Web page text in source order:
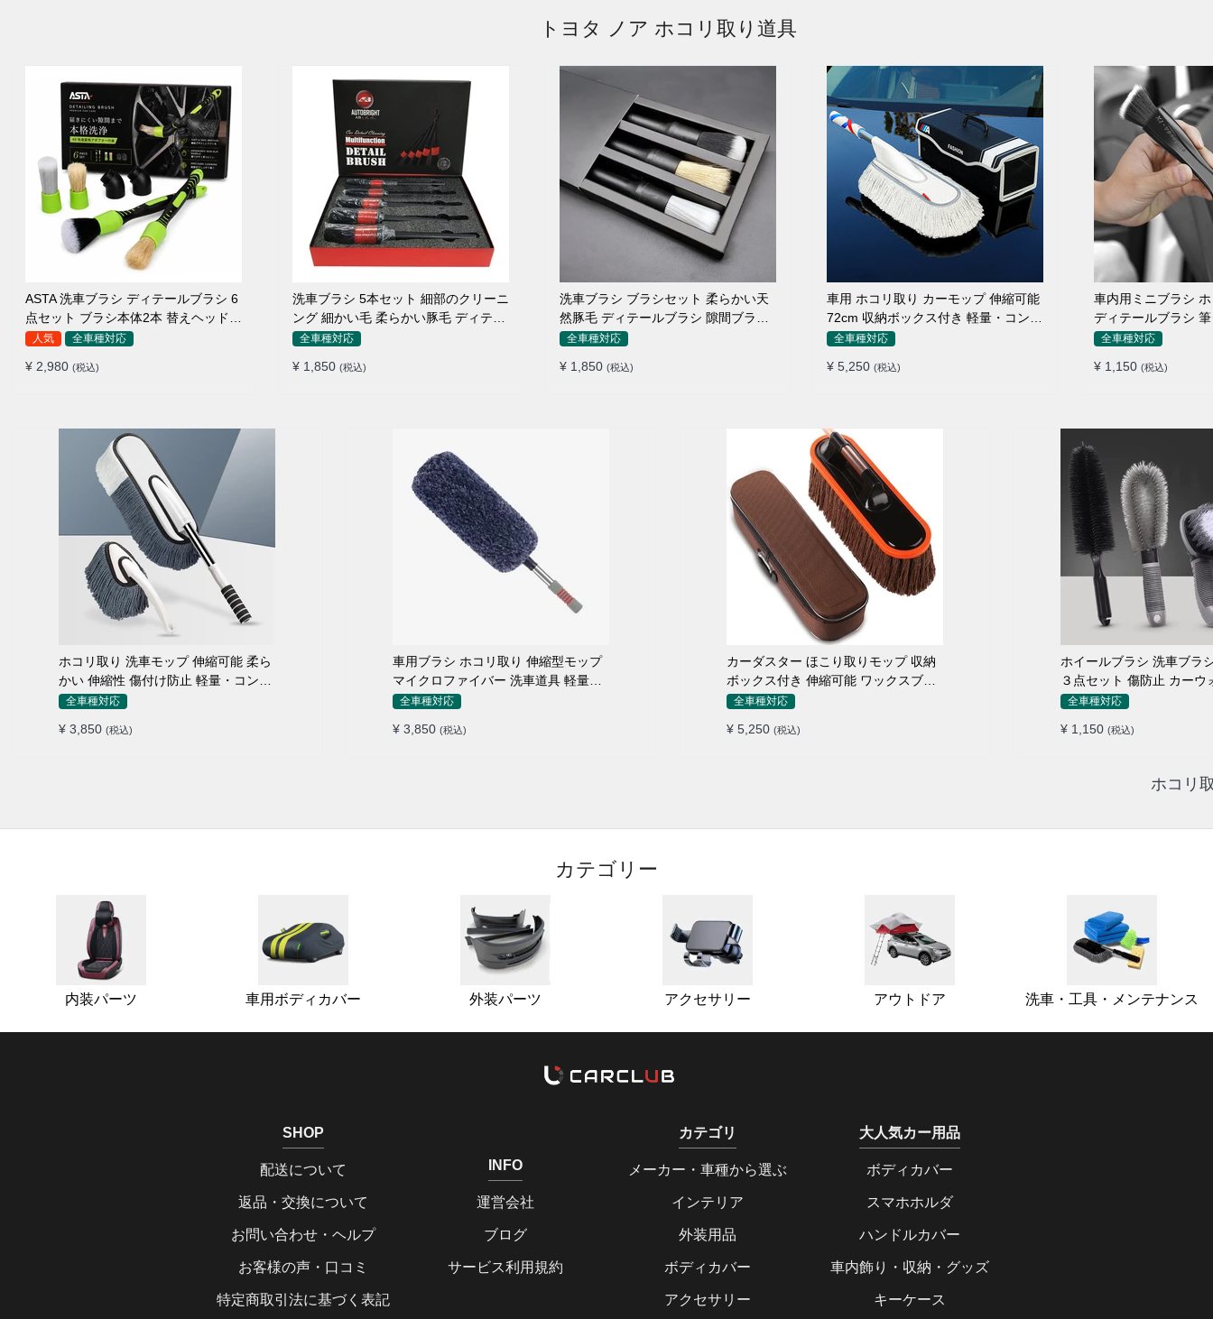
トヨタ ノア ホコリ取り道具
ASTA 洗車ブラシ ディテールブラシ 6
点セット ブラシ本体2本 替えヘッド2
個 アダプター2個 車内外 ホイール ダ
人気 全車種対応
¥ 2,980 (税込)
洗車ブラシ 5本セット 細部のクリーニ
ング 細かい毛 柔らかい豚毛 ディテー
ルブラシ
全車種対応
¥ 1,850 (税込)
洗車ブラシ ブラシセット 柔らかい天
然豚毛 ディテールブラシ 隙間ブラシ
筆タイプ
全車種対応
¥ 1,850 (税込)
車用 ホコリ取り カーモップ 伸縮可能
72cm 収納ボックス付き 軽量・コンパ
クト
全車種対応
¥ 5,250 (税込)
車内用ミニブラシ
ディテールブラシ
ン吹き出し口
全車種対応
¥ 1,150 (税込)
ホコリ取り 洗車モップ 伸縮可能 柔ら
かい 伸縮性 傷付け防止 軽量・コンパ
クト
全車種対応
¥ 3,850 (税込)
車用ブラシ ホコリ取り 伸縮型モップ
マイクロファイバー 洗車道具 軽量・
コンパクト
全車種対応
¥ 3,850 (税込)
カーダスター ほこり取りモップ 収納
ボックス付き 伸縮可能 ワックスブラ
シ 洗車ブラシ
全車種対応
¥ 5,250 (税込)
ホイールブラシ 洗車ブラ
３点セット 傷防止 カーウ
ロ仕様
全車種対応
¥ 1,150 (税込)
ホコリ
カテゴリー
内装パーツ 車用ボディカバー 外装パーツ アクセサリー アウトドア 洗車・工具・メンテナンス
SHOP
配送について
返品・交換について
お問い合わせ・ヘルプ
お客様の声・口コミ
特定商取引法に基づく表記
INFO
運営会社
ブログ
サービス利用規約
カテゴリ
メーカー・車種から選ぶ
インテリア
外装用品
ボディカバー
アクセサリー
大人気カー用品
ボディカバー
スマホホルダ
ハンドルカバー
車内飾り・収納・グッズ
キーケース